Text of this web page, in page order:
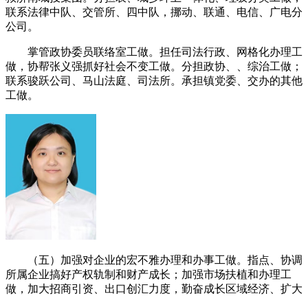
联系法律中队、交管所、四中队，挪动、联通、电信、广电分
公司。
掌管政协委员联络室工做。担任司法行政、网格化办理工
做，协帮张义强抓好社会不变工做。分担政协、、综治工做；
联系骏跃公司、马山法庭、司法所。承担镇党委、交办的其他
工做。
（五）加强对企业的宏不雅办理和办事工做。指点、协调
所属企业搞好产权轨制和财产成长；加强市场扶植和办理工
做，加大招商引资、出口创汇力度，勤奋成长区域经济、扩大